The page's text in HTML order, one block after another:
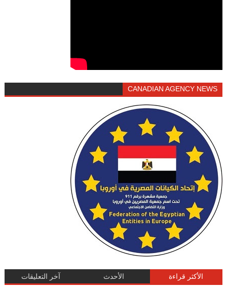
CANADIAN AGENCY NEWS
الأكثر قراءة الأحدث آخر التعليقات